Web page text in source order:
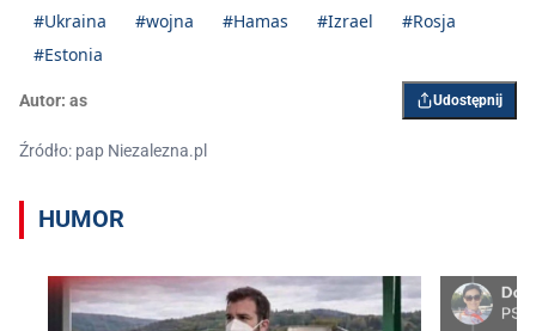
#Ukraina #wojna #Hamas #Izrael
#Rosja
#Estonia
Autor: as Udostępnij
Źródło: pap Niezalezna.pl
HUMOR